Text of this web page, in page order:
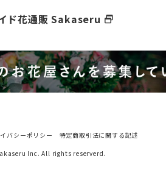
ド花通販 Sakaseru select_window
バシーポリシー
特定商取引法に関する記述
Inc. All rights reserverd.